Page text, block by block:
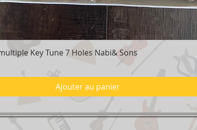
Aperçu rapide
Key Tune 7 Holes Nabi& Sons
Ajouter au panier